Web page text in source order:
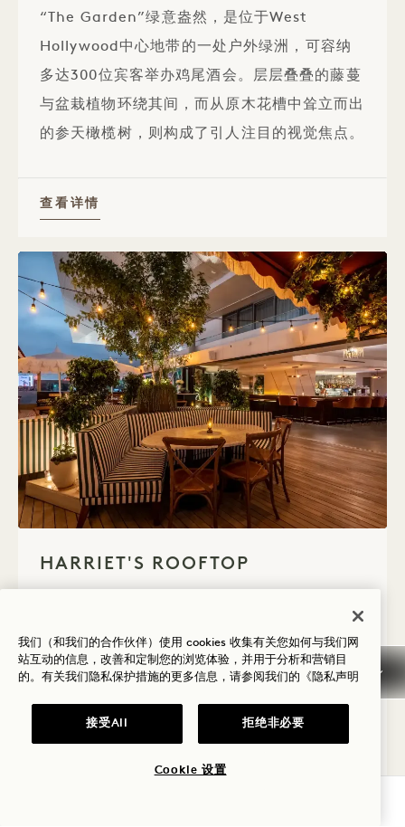
“The Garden”绿意盎然，是位于West
Hollywood中心地带的一处户外绿洲，可容纳
多达300位宾客举办鸡尾酒会。层层叠叠的藤蔓
与盆栽植物环绕其间，而从原木花槽中耸立而出
的参天橄榄树，则构成了引人注目的视觉焦点。
查看详情
HARRIET'S ROOFTOP
在西好莱坞街区上方九层，哈丽特餐厅
（Harriet's）坐拥无与伦比的180度全景视野，
著名艺术家珍妮特·埃切尔曼（Janet
我们（和我们的合作伙伴）使用 cookies 收集有关您如何与我们网
站互动的信息，改善和定制您的浏览体验，并用于分析和营销目
的。有关我们隐私保护措施的更多信息，请参阅我们的 《隐私声明
接受All 拒绝非必要
Cookie 设置